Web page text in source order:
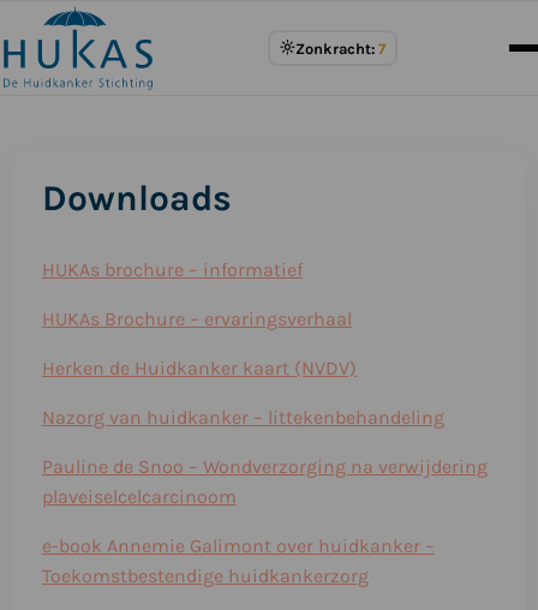
Zonkracht: 7
Downloads
HUKAs brochure – informatief
HUKAs Brochure – ervaringsverhaal
Herken de Huidkanker kaart (NVDV)
Nazorg van huidkanker – littekenbehandeling
Pauline de Snoo – Wondverzorging na verwijdering
plaveiselcelcarcinoom
e-book Annemie Galimont over huidkanker –
Toekomstbestendige huidkankerzorg